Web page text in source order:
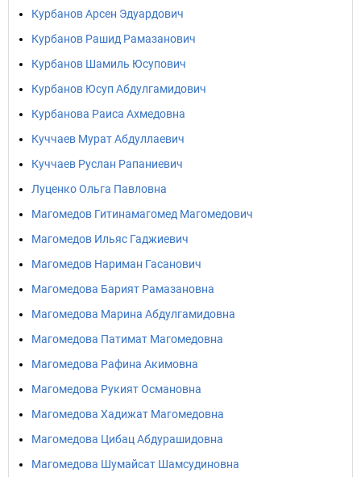
Курбанов Арсен Эдуардович
Курбанов Рашид Рамазанович
Курбанов Шамиль Юсупович
Курбанов Юсуп Абдулгамидович
Курбанова Раиса Ахмедовна
Куччаев Мурат Абдуллаевич
Куччаев Руслан Рапаниевич
Луценко Ольга Павловна
Магомедов Гитинамагомед Магомедович
Магомедов Ильяс Гаджиевич
Магомедов Нариман Гасанович
Магомедова Барият Рамазановна
Магомедова Марина Абдулгамидовна
Магомедова Патимат Магомедовна
Магомедова Рафина Акимовна
Магомедова Рукият Османовна
Магомедова Хадижат Магомедовна
Магомедова Цибац Абдурашидовна
Магомедова Шумайсат Шамсудиновна